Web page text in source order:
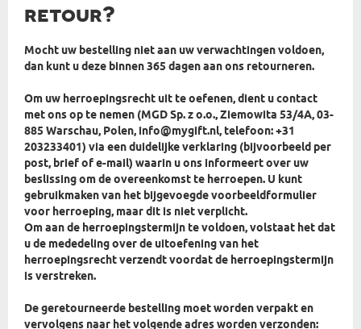
retour?
Mocht uw bestelling niet aan uw verwachtingen voldoen,
dan kunt u deze binnen 365 dagen aan ons retourneren.
Om uw herroepingsrecht uit te oefenen, dient u contact
met ons op te nemen (MGD Sp. z o.o., Ziemowita 53/4A, 03-
885 Warschau, Polen, info@mygift.nl, telefoon: +31
203233401) via een duidelijke verklaring (bijvoorbeeld per
post, brief of e-mail) waarin u ons informeert over uw
beslissing om de overeenkomst te herroepen. U kunt
gebruikmaken van het bijgevoegde voorbeeldformulier
voor herroeping, maar dit is niet verplicht.
Om aan de herroepingstermijn te voldoen, volstaat het dat
u de mededeling over de uitoefening van het
herroepingsrecht verzendt voordat de herroepingstermijn
is verstreken.
De geretourneerde bestelling moet worden verpakt en
vervolgens naar het volgende adres worden verzonden: